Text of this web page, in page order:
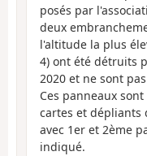
posés par
deux
l'altitude la plus
4) ont été détruits
2020 et ne sont
Ces panneaux
cartes et dépliants
avec 1er et 2ème
indiqué.